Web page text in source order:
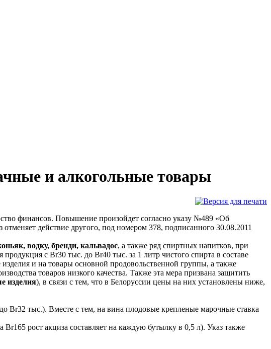
и алкогольные товары
финансов. Повышение произойдет согласно указу №489 «Об
действие другого, под номером 378, подписанного 30.08.2011
водку, бренди, кальвадос, а также ряд спиртных напитков, при
с Br30 тыс. до Br40 тыс. за 1 литр чистого спирта в составе
и на товары основной продовольственной группы, а также
товаров низкого качества. Также эта мера призвана защитить
изделия), в связи с тем, что в Белоруссии цены на них установлены ниже,
Br32 тыс.). Вместе с тем, на вина плодовые крепленые марочные ставка
рост акциза составляет на каждую бутылку в 0,5 л). Указ также